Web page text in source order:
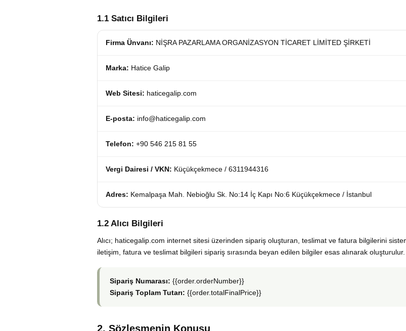
1.1 Satıcı Bilgileri
Firma Ünvanı: NİŞRA PAZARLAMA ORGANİZASYON TİCARET LİMİTED ŞİRKETİ
Marka: Hatice Galip
Web Sitesi: haticegalip.com
E-posta: info@haticegalip.com
Telefon: +90 546 215 81 55
Vergi Dairesi / VKN: Küçükçekmece / 6311944316
Adres: Kemalpaşa Mah. Nebioğlu Sk. No:14 İç Kapı No:6 Küçükçekmece / İstanbul
1.2 Alıcı Bilgileri
Alıcı; haticegalip.com internet sitesi üzerinden sipariş oluşturan, teslimat ve fatura bilgilerini
iletişim, fatura ve teslimat bilgileri sipariş sırasında beyan edilen bilgiler esas alınarak oluşturulur.
Sipariş Numarası: {{order.orderNumber}}
Sipariş Toplam Tutarı: {{order.totalFinalPrice}}
2. Sözleşmenin Konusu